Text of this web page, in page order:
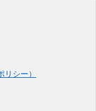
シー）